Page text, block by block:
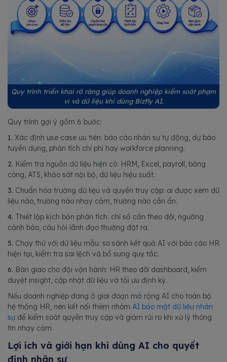
Quy trình triển khai rõ ràng giúp doanh nghiệp kiểm soát phạm
vi và dữ liệu khi dùng Bizfly AI.
Quy trình gợi ý gồm 6 bước:
1. Xác định use case ưu tiên: báo cáo nhân sự tự động, dự báo
tuyển dụng, phân tích chi phí hay workforce planning.
2. Kiểm tra nguồn dữ liệu hiện có: HRM, Excel, payroll, bảng
công, ATS, khảo sát nội bộ, dữ liệu hiệu suất.
3. Chuẩn hóa trường dữ liệu và quyền truy cập: ai được xem dữ
liệu nào, trường nào nhạy cảm, trường nào cần ẩn.
4. Thiết lập kịch bản phân tích: chỉ số cần theo dõi, ngưỡng
cảnh báo, câu hỏi lãnh đạo thường đặt ra.
5. Chạy thử với dữ liệu mẫu: so sánh kết quả AI với báo cáo HR
hiện tại, kiểm tra sai lệch và bổ sung quy tắc.
6. Bàn giao cho đội vận hành: HR theo dõi dashboard, kiểm
duyệt insight, cập nhật dữ liệu và tối ưu định kỳ.
Nếu doanh nghiệp đang ở giai đoạn mở rộng AI cho toàn bộ
hệ thống HR, nên kết nối thêm nhóm AI bảo mật dữ liệu nhân
sựđể kiểm soát quyền truy cập và giảm rủi ro khi xử lý thông
tin nhạy cảm.
Lợi ích và giới hạn khi dùng AI cho quyết
định nhân sự